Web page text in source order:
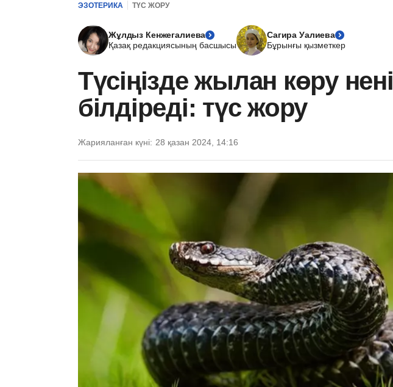
ЭЗОТЕРИКА ТҮС ЖОРУ
Жұлдыз Кенжегалиева
Қазақ редакциясының басшысы
Сагира Уалиева
Бұрынғы қызметкер
Түсіңізде жылан көру нені
білдіреді: түс жору
Жарияланған күні: 28 қазан 2024, 14:16